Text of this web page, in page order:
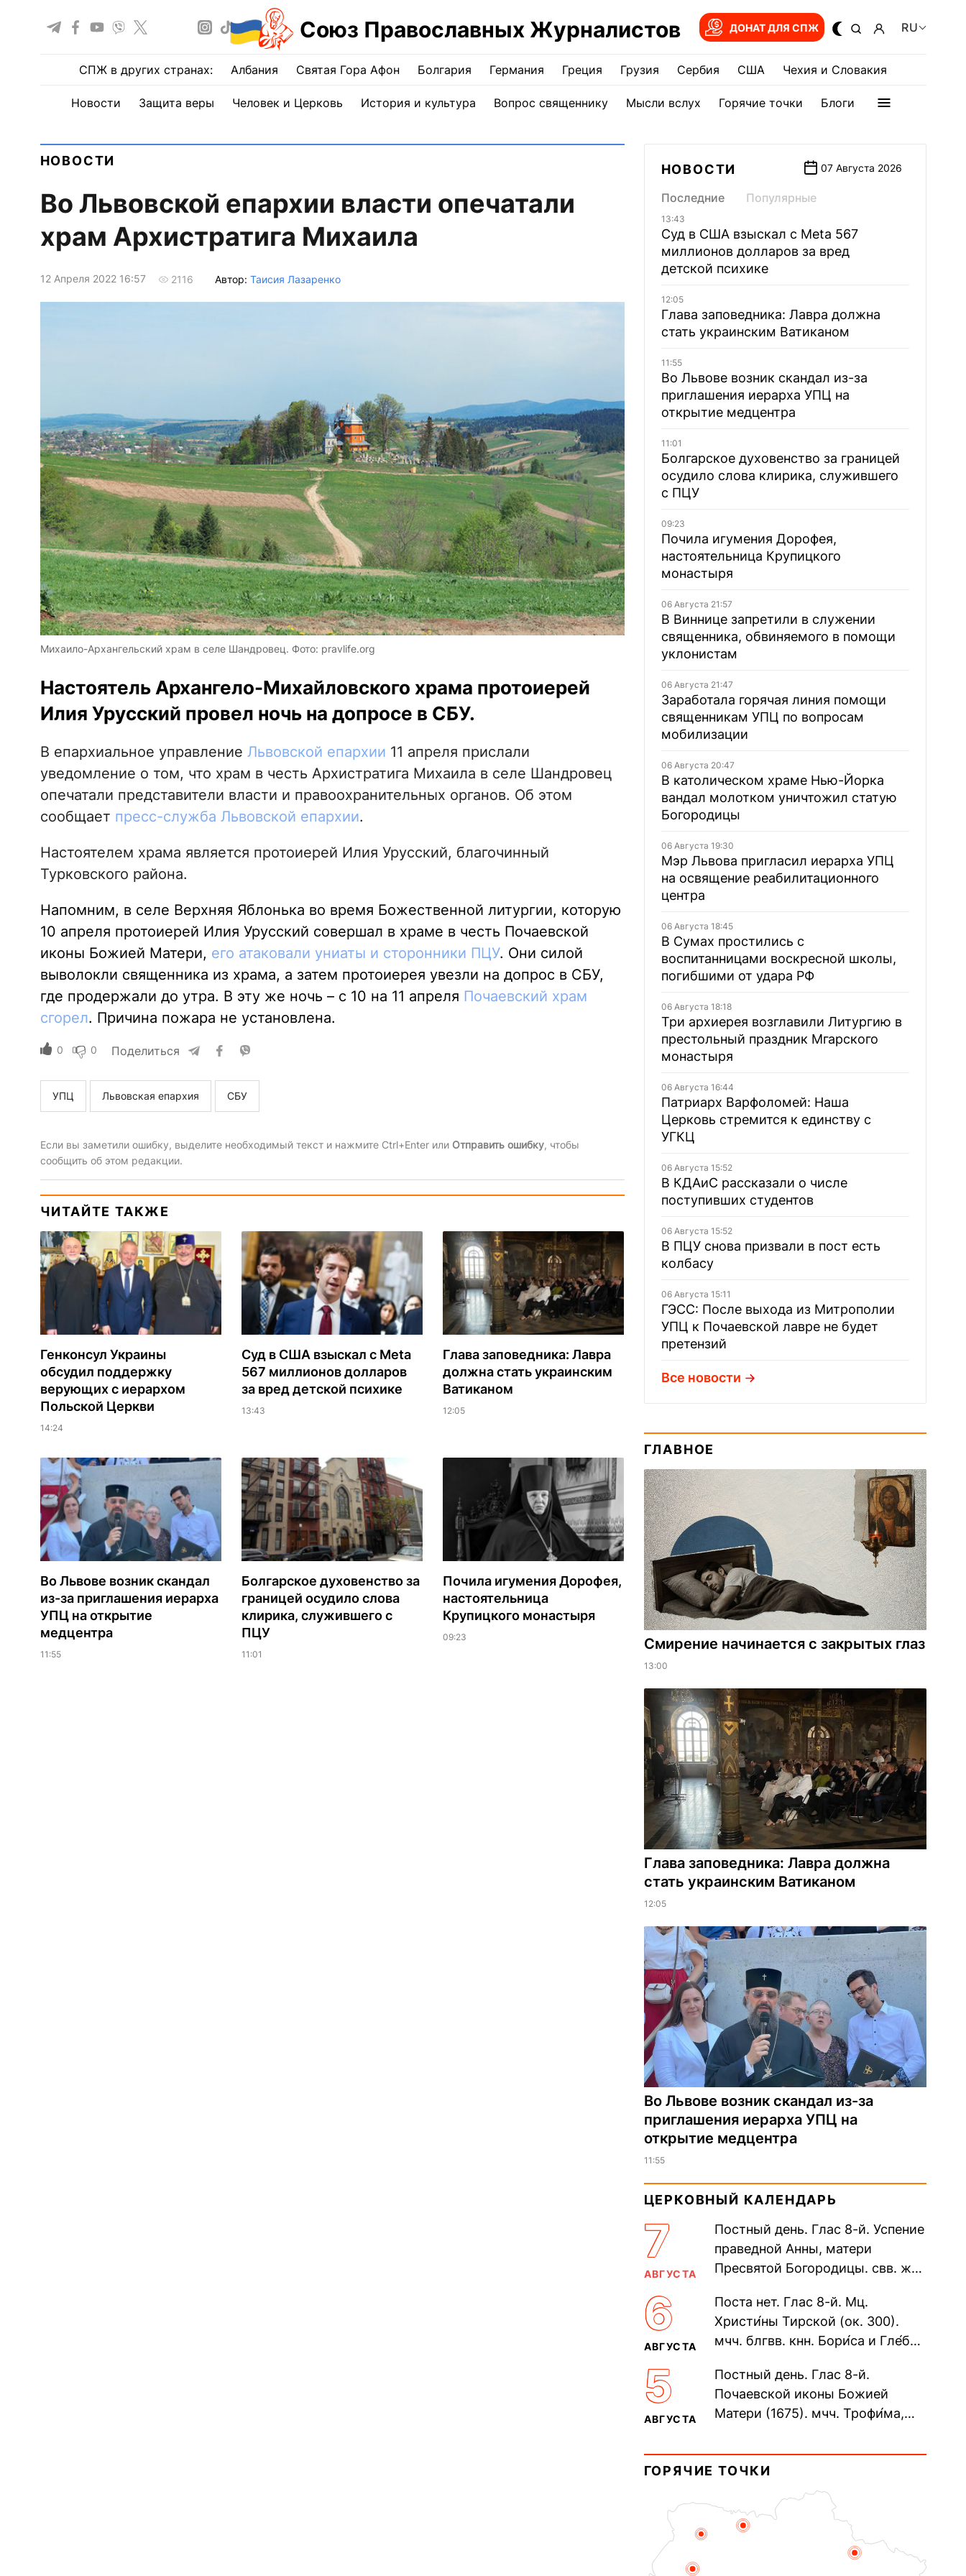
Союз Православных Журналистов ДОНАТ ДЛЯ СПЖ RU
СПЖ в других странах: Албания Святая Гора Афон Болгария Германия Греция Грузия Сербия США Чехия и Словакия
Новости Защита веры Человек и Церковь История и культура Вопрос священнику Мысли вслух Горячие точки Блоги
НОВОСТИ
Во Львовской епархии власти опечатали
храм Архистратига Михаила
12 Апреля 2022 16:57 2116 Автор: Таисия Лазаренко
Михаило-Архангельский храм в селе Шандровец. Фото: pravlife.org
Настоятель Архангело-Михайловского храма протоиерей
Илия Урусский провел ночь на допросе в СБУ.
В епархиальное управление Львовской епархии 11 апреля прислали
уведомление о том, что храм в честь Архистратига Михаила в селе Шандровец
опечатали представители власти и правоохранительных органов. Об этом
сообщает пресс-служба Львовской епархии.
Настоятелем храма является протоиерей Илия Урусский, благочинный
Турковского района.
Напомним, в селе Верхняя Яблонька во время Божественной литургии, которую
10 апреля протоиерей Илия Урусский совершал в храме в честь Почаевской
иконы Божией Матери, его атаковали униаты и сторонники ПЦУ. Они силой
выволокли священника из храма, а затем протоиерея увезли на допрос в СБУ,
где продержали до утра. В эту же ночь – с 10 на 11 апреля Почаевский храм
сгорел. Причина пожара не установлена.
0 0 Поделиться
УПЦ Львовская епархия СБУ
Если вы заметили ошибку, выделите необходимый текст и нажмите Ctrl+Enter или Отправить ошибку, чтобы
сообщить об этом редакции.
ЧИТАЙТЕ ТАКЖЕ
Генконсул Украины
обсудил поддержку
верующих с иерархом
Польской Церкви
14:24
Суд в США взыскал с Meta
567 миллионов долларов
за вред детской психике
13:43
Глава заповедника: Лавра
должна стать украинским
Ватиканом
12:05
Во Львове возник скандал
из-за приглашения иерарха
УПЦ на открытие
медцентра
11:55
Болгарское духовенство за
границей осудило слова
клирика, служившего с
ПЦУ
11:01
Почила игумения Дорофея,
настоятельница
Крупицкого монастыря
09:23
НОВОСТИ 07 Августа 2026
Последние Популярные
13:43
Суд в США взыскал с Meta 567
миллионов долларов за вред
детской психике
12:05
Глава заповедника: Лавра должна
стать украинским Ватиканом
11:55
Во Львове возник скандал из-за
приглашения иерарха УПЦ на
открытие медцентра
11:01
Болгарское духовенство за границей
осудило слова клирика, служившего
с ПЦУ
09:23
Почила игумения Дорофея,
настоятельница Крупицкого
монастыря
06 Августа 21:57
В Виннице запретили в служении
священника, обвиняемого в помощи
уклонистам
06 Августа 21:47
Заработала горячая линия помощи
священникам УПЦ по вопросам
мобилизации
06 Августа 20:47
В католическом храме Нью-Йорка
вандал молотком уничтожил статую
Богородицы
06 Августа 19:30
Мэр Львова пригласил иерарха УПЦ
на освящение реабилитационного
центра
06 Августа 18:45
В Сумах простились с
воспитанницами воскресной школы,
погибшими от удара РФ
06 Августа 18:18
Три архиерея возглавили Литургию в
престольный праздник Мгарского
монастыря
06 Августа 16:44
Патриарх Варфоломей: Наша
Церковь стремится к единству с
УГКЦ
06 Августа 15:52
В КДАиС рассказали о числе
поступивших студентов
06 Августа 15:52
В ПЦУ снова призвали в пост есть
колбасу
06 Августа 15:11
ГЭСС: После выхода из Митрополии
УПЦ к Почаевской лавре не будет
претензий
Все новости
ГЛАВНОЕ
Смирение начинается с закрытых глаз
13:00
Глава заповедника: Лавра должна
стать украинским Ватиканом
12:05
Во Львове возник скандал из-за
приглашения иерарха УПЦ на
открытие медцентра
11:55
ЦЕРКОВНЫЙ КАЛЕНДАРЬ
7
АВГУСТА
Постный день. Глас 8-й. Успение
праведной Анны, матери
Пресвятой Богородицы. свв. жен
прп. Евпракси́и девы,...
6
АВГУСТА
Поста нет. Глас 8-й. Мц.
Христи́ны Тирской (ок. 300).
мчч. блгвв. кнн. Бори́са и Гле́ба,
Дави́да (1015). Прп....
5
АВГУСТА
Постный день. Глас 8-й.
Почаевской иконы Божией
Матери (1675). мчч. Трофи́ма,
мучеников (284–305). прав.
воина Фео́дора...
ГОРЯЧИЕ ТОЧКИ